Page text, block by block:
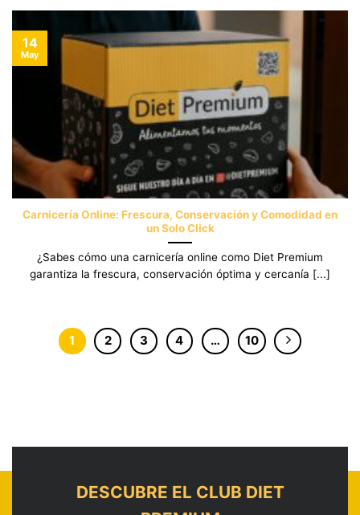
Carnicería Online: Frescura, Conservación y Comodidad en
un Solo Click
¿Sabes cómo una carnicería online como Diet Premium
garantiza la frescura, conservación óptima y cercanía [...]
14
May
1 2 3 4 … 10
DESCUBRE EL CLUB DIET